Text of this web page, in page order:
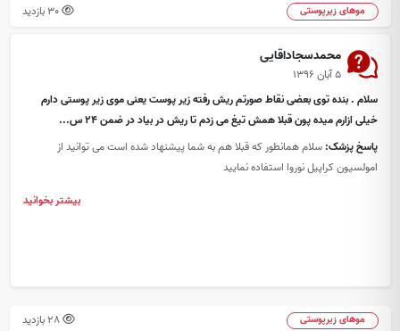
موهای زیرپوستی 30 بازدید
محمدسجاداقایی
۵ آبان ۱۳۹۶
سلام . بنده توی بعضی نقاط صورتم ریش رفته زیر پوست یعنی موی زیر پوستی دارم
خیلی ازارم میده پون قبلا همش تیغ می زدم تا ریش در بیاد در ضمن 24 س...
پاسخ پزشک: سلام همانطور که قبلا هم به شما پیشنهاد شده است می توانید از
امولسیون کراپیل نوروا استفاده نمایید
بیشتر بخوانید
موهای زیرپوستی 28 بازدید